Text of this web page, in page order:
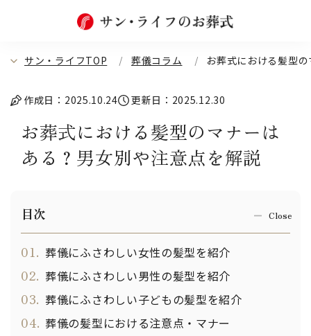
サン・ライフTOP 葬儀コラム お葬式における髪型
作成日：2025.10.24 更新日：2025.12.30
お葬式における髪型のマナーは
ある？男女別や注意点を解説
目次
01. 葬儀にふさわしい女性の髪型を紹介
02. 葬儀にふさわしい男性の髪型を紹介
03. 葬儀にふさわしい子どもの髪型を紹介
04. 葬儀の髪型における注意点・マナー